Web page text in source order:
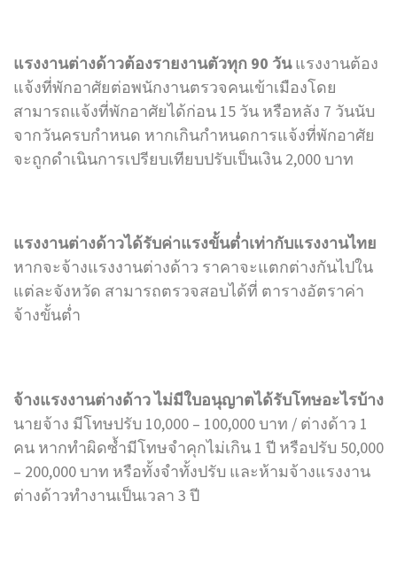
แรงงานต่างด้าวต้องรายงานตัวทุก 90 วันแรงงานต้อง
แจ้งที่พักอาศัยต่อพนักงานตรวจคนเข้าเมืองโดย
สามารถแจ้งที่พักอาศัยได้ก่อน 15 วัน หรือหลัง 7 วันนับ
จากวันครบกำหนด หากเกินกำหนดการแจ้งที่พักอาศัย
จะถูกดำเนินการเปรียบเทียบปรับเป็นเงิน 2,000 บาท
แรงงานต่างด้าวได้รับค่าแรงขั้นต่ำเท่ากับแรงงานไทย
หากจะจ้างแรงงานต่างด้าว ราคาจะแตกต่างกันไปใน
แต่ละจังหวัด สามารถตรวจสอบได้ที่ ตารางอัตราค่า
จ้างขั้นต่ำ
จ้างแรงงานต่างด้าว ไม่มีใบอนุญาตได้รับโทษอะไรบ้าง
นายจ้าง มีโทษปรับ 10,000 – 100,000 บาท / ต่างด้าว 1
คน หากทำผิดซ้ำมีโทษจำคุกไม่เกิน 1 ปี หรือปรับ 50,000
– 200,000 บาท หรือทั้งจำทั้งปรับ และห้ามจ้างแรงงาน
ต่างด้าวทำงานเป็นเวลา 3 ปี